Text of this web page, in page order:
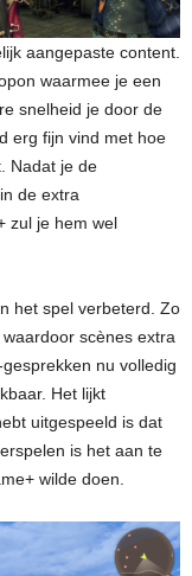
aangepaste content.
waarmee je een
snelheid je door de
erg fijn vind met hoe
Nadat je de
de extra
zul je hem wel
het spel verbeterd. Zo
scènes extra
nu volledig
Het lijkt
uitgespeeld is dat
is het aan te
wilde doen.